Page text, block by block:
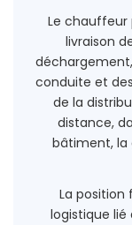
Le chauffeur
livraison
conduite et
de la
distance,
bâtiment, la
La position
logistique lié